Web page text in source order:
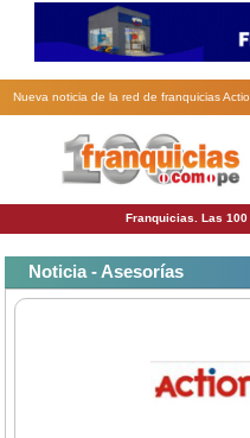
Nueva noticia de la red de franquicias
ActionCOACH es destacada
Franquicias. Las
Noticia - Asesorías